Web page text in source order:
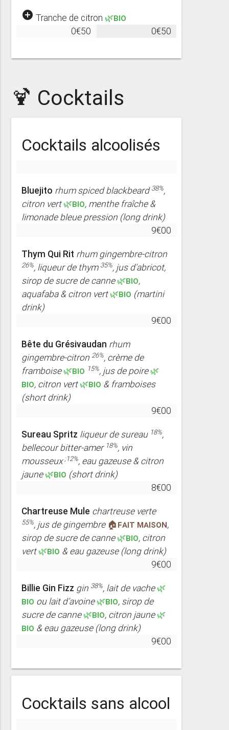
add_circle Tranche de citron 🌿BIO
0€50
0€50
🍹 Cocktails
Cocktails alcoolisés
Bluejito rhum spiced blackbeard38%,
citron vert🌿BIO, menthe fraîche &
limonade bleue pression (long drink)
9€00
Thym Qui Rit rhum gingembre-citron
26%, liqueur de thym 35%, jus d'abricot,
sirop de sucre de canne🌿BIO,
aquafaba & citron vert🌿BIO (martini
drink)
9€00
Bête du Grésivaudan rhum
gingembre-citron 26%, crème de
framboise🌿BIO 15%, jus de poire🌿
BIO, citron vert🌿BIO & framboises
(short drink)
9€00
Sureau Spritz liqueur de sureau 18%,
bellecour bitter-amer 18%, vin
mousseux;12%, eau gazeuse & citron
jaune🌿BIO (short drink)
8€00
Chartreuse Mule chartreuse verte
55%, jus de gingembre 🏠FAIT MAISON,
sirop de sucre de canne🌿BIO, citron
vert🌿BIO & eau gazeuse (long drink)
9€00
Billie Gin Fizz gin 38%, lait de vache🌿
BIO ou lait d’avoine🌿BIO, sirop de
sucre de canne🌿BIO, citron jaune🌿
BIO & eau gazeuse (long drink)
9€00
Cocktails sans alcool